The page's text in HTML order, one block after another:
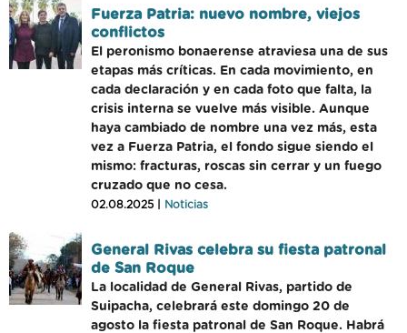
Fuerza Patria: nuevo nombre, viejos
conflictos
El peronismo bonaerense atraviesa una de sus
etapas más críticas. En cada movimiento, en
cada declaración y en cada foto que falta, la
crisis interna se vuelve más visible. Aunque
haya cambiado de nombre una vez más, esta
vez a Fuerza Patria, el fondo sigue siendo el
mismo: fracturas, roscas sin cerrar y un fuego
cruzado que no cesa.
02.08.2025 | Noticias
General Rivas celebra su fiesta patronal
de San Roque
La localidad de General Rivas, partido de
Suipacha, celebrará este domingo 20 de
agosto la fiesta patronal de San Roque. Habrá